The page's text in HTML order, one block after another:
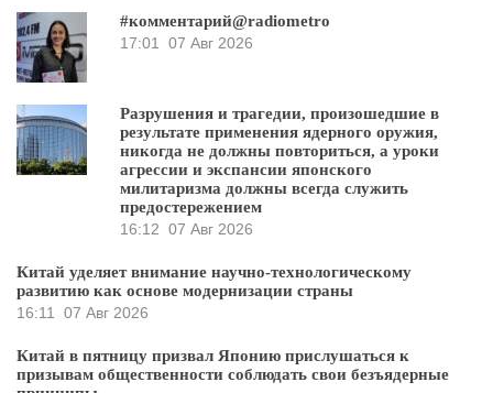
#комментарий@radiometro
17:01 07 Авг 2026
Разрушения и трагедии, произошедшие в
результате применения ядерного оружия,
никогда не должны повториться, а уроки
агрессии и экспансии японского
милитаризма должны всегда служить
предостережением
16:12 07 Авг 2026
Китай уделяет внимание научно-технологическому
развитию как основе модернизации страны
16:11 07 Авг 2026
Китай в пятницу призвал Японию прислушаться к
призывам общественности соблюдать свои безъядерные